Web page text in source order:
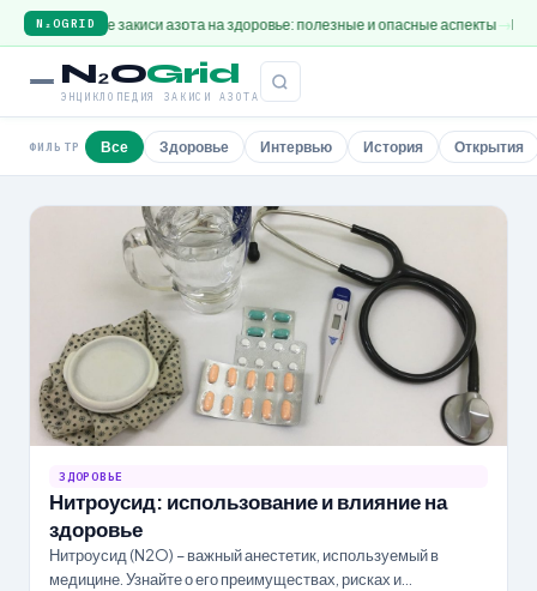
N₂OGRIDзакиси азота на здоровье: полезные и опасные аспекты Интервью
N₂OGrid
ЭНЦИКЛОПЕДИЯ ЗАКИСИ АЗОТА
ФИЛЬТР Все Здоровье Интервью История Открытия
ЗДОРОВЬЕ
Нитроусид: использование и влияние на
здоровье
Нитроусид (N2O) – важный анестетик, используемый в
медицине. Узнайте о его преимуществах, рисках и